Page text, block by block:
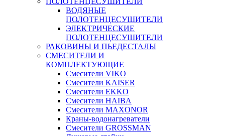
ВОДЯНЫЕ
ПОЛОТЕНЦЕСУШИТЕЛИ
ЭЛЕКТРИЧЕСКИЕ
ПОЛОТЕНЦЕСУШИТЕЛИ
РАКОВИНЫ И ПЬЕДЕСТАЛЫ
СМЕСИТЕЛИ И
КОМПЛЕКТУЮЩИЕ
Смесители VIKO
Смесители KAISER
Смесители EKKO
Смесители HAIBA
Смесители MAXONOR
Краны-водонагреватели
Смесители GROSSMAN